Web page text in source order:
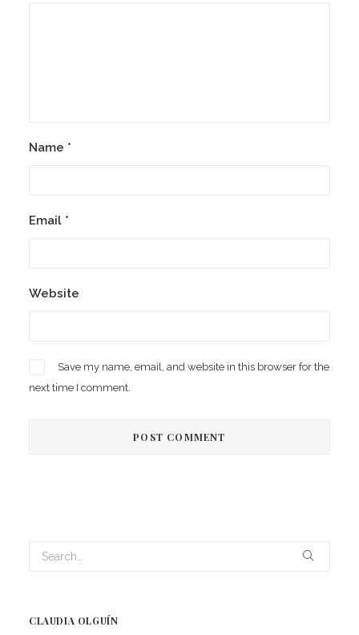
Name *
Email *
Website
Save my name, email, and website in this browser for the
next time I comment.
CLAUDIA OLGUÍN